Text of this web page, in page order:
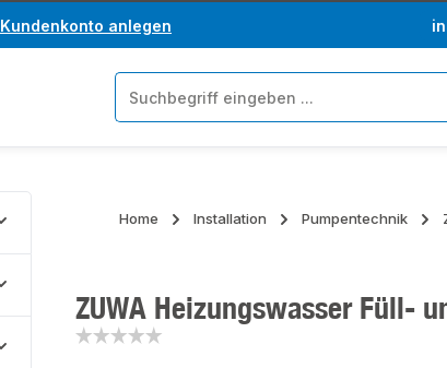
Kundenkonto anlegen
Home Installation Pumpentechnik
ZUWA Heizungswasser Füll-